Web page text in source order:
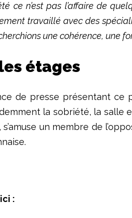
ce n’est pas l’affaire de
travaillé avec des
une cohérence, une
étages
de presse présentant ce
la sobriété, la salle
s’amuse un membre de
: